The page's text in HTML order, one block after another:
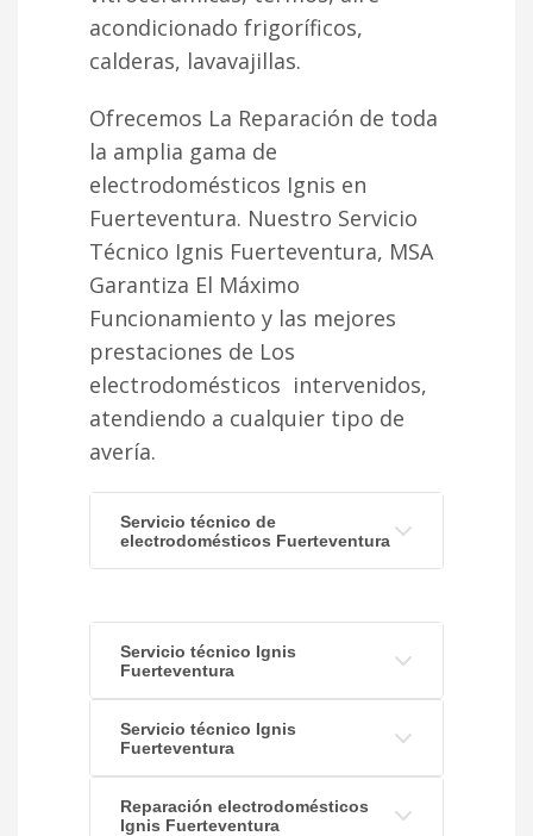
acondicionado frigoríficos,
calderas, lavavajillas.
Ofrecemos La Reparación de toda
la amplia gama de
electrodomésticos Ignis en
Fuerteventura. Nuestro Servicio
Técnico Ignis Fuerteventura, MSA
Garantiza El Máximo
Funcionamiento y las mejores
prestaciones de Los
electrodomésticos intervenidos,
atendiendo a cualquier tipo de
avería.
Servicio técnico de
electrodomésticos Fuerteventura
Servicio técnico Ignis
Fuerteventura
Servicio técnico Ignis
Fuerteventura
Reparación electrodomésticos
Ignis Fuerteventura